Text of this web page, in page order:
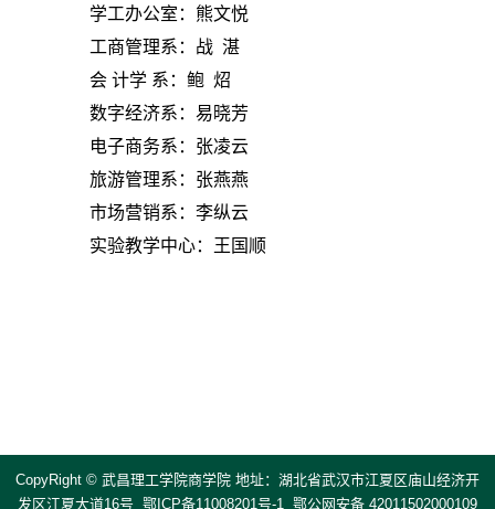
学工办公室：熊文悦
工商管理系：战 湛
会 计学 系：鲍 炤
数字经济系：易晓芳
电子商务系：张凌云
旅游管理系：张燕燕
市场营销系：李纵云
实验教学中心：王国顺
CopyRight © 武昌理工学院商学院 地址：湖北省武汉市江夏区庙山经济开
发区江夏大道16号 鄂ICP备11008201号-1 鄂公网安备 42011502000109